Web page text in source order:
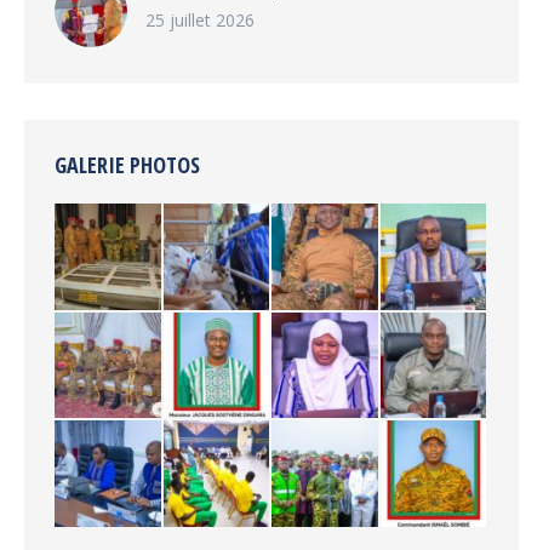
25 juillet 2026
GALERIE PHOTOS